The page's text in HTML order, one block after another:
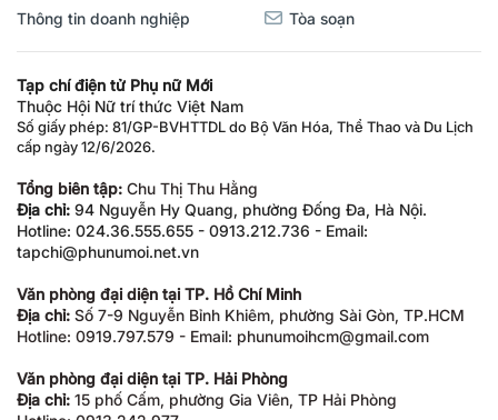
Thông tin doanh nghiệp Tòa soạn
Tạp chí điện tử Phụ nữ Mới
Thuộc Hội Nữ trí thức Việt Nam
Số giấy phép: 81/GP-BVHTTDL do Bộ Văn Hóa, Thể Thao và Du Lịch
cấp ngày 12/6/2026.
Tổng biên tập: Chu Thị Thu Hằng
Địa chỉ: 94 Nguyễn Hy Quang, phường Đống Đa, Hà Nội.
Hotline: 024.36.555.655 - 0913.212.736 - Email:
tapchi@phunumoi.net.vn
Văn phòng đại diện tại TP. Hồ Chí Minh
Địa chỉ: Số 7-9 Nguyễn Bỉnh Khiêm, phường Sài Gòn, TP.HCM
Hotline: 0919.797.579 - Email: phunumoihcm@gmail.com
Văn phòng đại diện tại TP. Hải Phòng
Địa chỉ: 15 phố Cấm, phường Gia Viên, TP Hải Phòng